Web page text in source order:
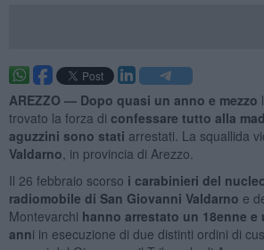
AREZZO — Dopo quasi un anno e mezzo
trovato la forza di confessare tutto alla
aguzzini sono stati arrestati. La squallida
Valdarno , in provincia di Arezzo.
Il 26 febbraio scorso i carabinieri del
radiomobile di San Giovanni Valdarno e
Montevarchi hanno arrestato un 18enne e
anni in esecuzione di due distinti ordini di